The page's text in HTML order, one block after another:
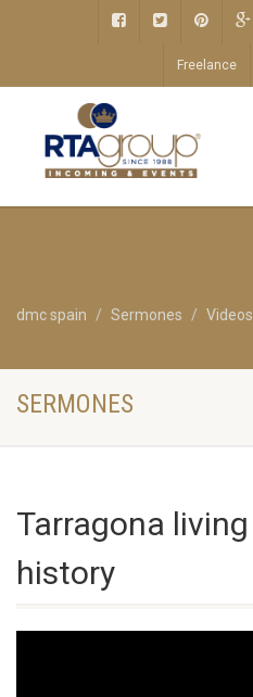
Freelance
dmc spain Sermones Videos
SERMONES
Tarragona living
history